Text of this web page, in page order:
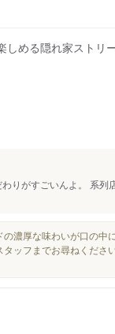
しめる隠れ家ストリ
りがすごいんよ。 系列
濃厚な味わいが口の中
タッフまでお尋ねくだ